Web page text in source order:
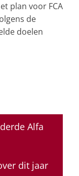
plan voor FCA
de
doelen
Alfa
dit jaar